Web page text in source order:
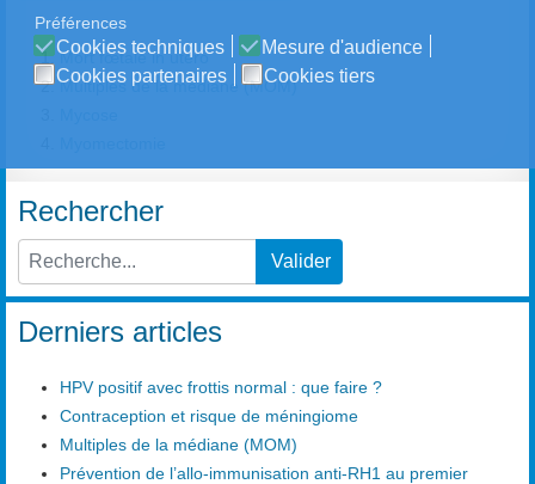
Préférences
Cookies techniques
Mesure d'audience
Cookies partenaires
Cookies tiers
Mort fœtale in utéro
Multiples de la médiane (MOM)
Rechercher
Type 2 or more characters for results.
Valider
Derniers articles
HPV positif avec frottis normal : que faire ?
Contraception et risque de méningiome
Multiples de la médiane (MOM)
Prévention de l’allo-immunisation anti-RH1 au premier